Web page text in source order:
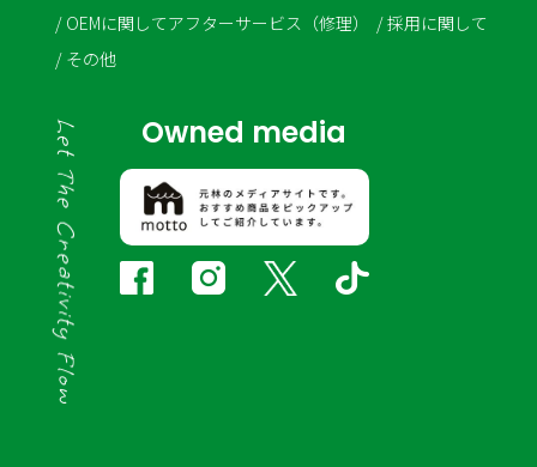
OEMに関してアフターサービス（修理）
採用に関して
その他
Owned media